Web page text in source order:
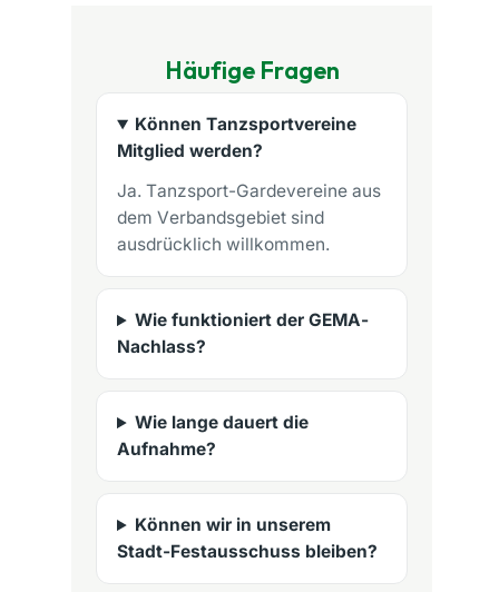
Häufige Fragen
Können Tanzsportvereine
Mitglied werden?
Ja. Tanzsport-Gardevereine aus
dem Verbandsgebiet sind
ausdrücklich willkommen.
Wie funktioniert der GEMA-
Nachlass?
Wie lange dauert die
Aufnahme?
Können wir in unserem
Stadt-Festausschuss bleiben?